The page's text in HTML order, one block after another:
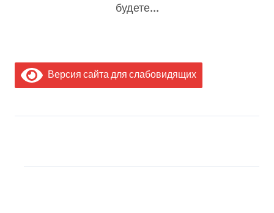
будете...
Версия сайта для слабовидящих